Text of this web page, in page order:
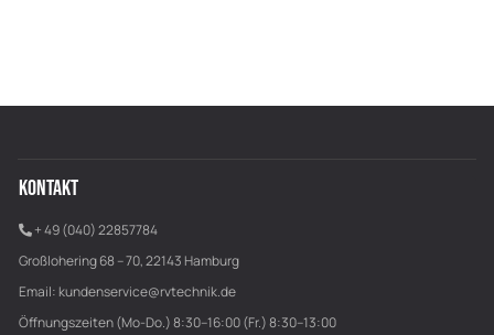
KONTAKT
+ 49 (040) 22857784
Großlohering 68 – 70, 22143 Hamburg
Email: kundenservice@rvtechnik.de
Öffnungszeiten (Mo-Do.) 8:30–16:00 (Fr.) 8:30–13:00